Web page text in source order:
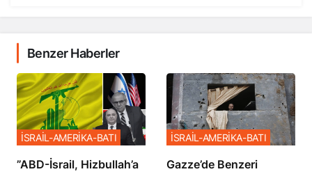
Benzer Haberler
​​​​​​​”ABD-İsrail, Hizbullah’a
İSRAİL-AMERİKA-BATI
​​​​​​​Gazze’de Benzeri
İSRAİL-AMERİKA-BATI